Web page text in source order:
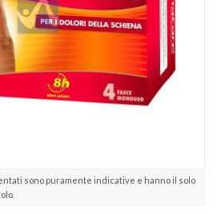
sono puramente indicative e hanno il solo